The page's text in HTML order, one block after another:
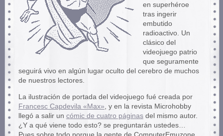
en superhéroe
tras ingerir
embutido
radioactivo. Un
clásico del
videojuego patrio
que seguramente
seguirá vivo en algún lugar oculto del cerebro de muchos
de nuestros lectores.
La ilustración de portada del videojuego fué creada por
Francesc Capdevila «Max» , y en la revista Microhobby
llegó a salir un cómic de cuatro páginasdel mismo autor.
¿Y a qué viene todo esto? se preguntarán ustedes…